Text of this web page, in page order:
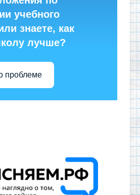
учебного
знаете, как
лучше?
проблеме